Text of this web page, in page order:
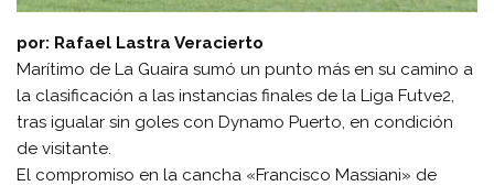
por: Rafael Lastra Veracierto
Marítimo de La Guaira sumó un punto más en su camino a
la clasificación a las instancias finales de la Liga Futve2,
tras igualar sin goles con Dynamo Puerto, en condición
de visitante.
El compromiso en la cancha «Francisco Massiani» de